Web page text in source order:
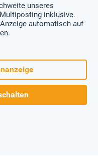
unseres
inklusive.
automatisch auf